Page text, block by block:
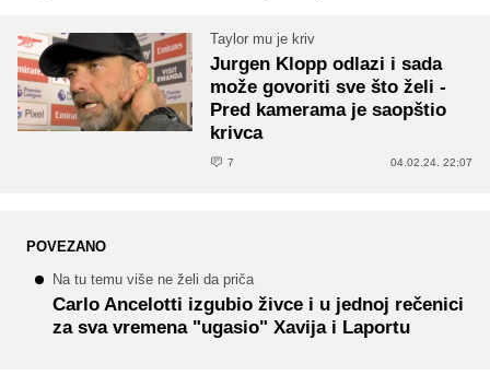
Taylor mu je kriv
Jurgen Klopp odlazi i sada
može govoriti sve što želi -
Pred kamerama je saopštio
krivca
7 04.02.24. 22:07
POVEZANO
Na tu temu više ne želi da priča
Carlo Ancelotti izgubio živce i u jednoj rečenici
za sva vremena "ugasio" Xavija i Laportu